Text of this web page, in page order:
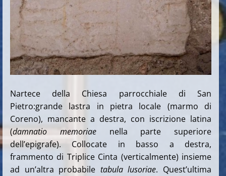
Nartece della Chiesa parrocchiale di San
Pietro:grande lastra in pietra locale (marmo di
Coreno), mancante a destra, con iscrizione latina
(damnatio memoriae nella parte superiore
dell’epigrafe). Collocate in basso a destra,
frammento di Triplice Cinta (verticalmente) insieme
ad un’altra probabile tabula lusoriae. Quest’ultima